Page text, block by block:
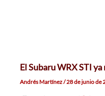
El Subaru WRX STI
Andrés Martínez/28 de junio de